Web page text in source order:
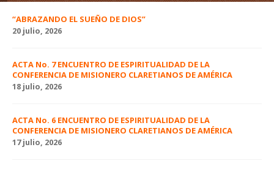
“ABRAZANDO EL SUEÑO DE DIOS”
20 julio, 2026
ACTA No. 7 ENCUENTRO DE ESPIRITUALIDAD DE LA
CONFERENCIA DE MISIONERO CLARETIANOS DE AMÉRICA
18 julio, 2026
ACTA No. 6 ENCUENTRO DE ESPIRITUALIDAD DE LA
CONFERENCIA DE MISIONERO CLARETIANOS DE AMÉRICA
17 julio, 2026